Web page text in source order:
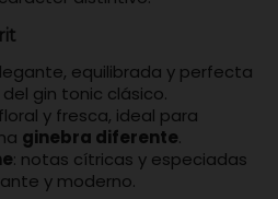
equilibrada y perfecta
gin tonic clásico.
y fresca, ideal para
ginebra diferente.
: notas cítricas y especiadas
y moderno.